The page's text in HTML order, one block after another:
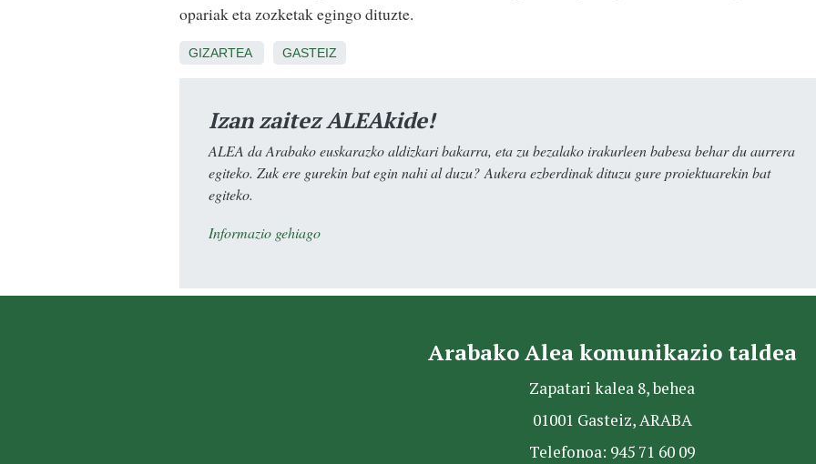
opariak eta zozketak egingo dituzte.
GIZARTEA GASTEIZ
Izan zaitez ALEAkide!
ALEA da Arabako euskarazko aldizkari bakarra, eta zu bezalako irakurleen babesa behar du aurrera
egiteko. Zuk ere gurekin bat egin nahi al duzu? Aukera ezberdinak dituzu gure proiektuarekin bat
egiteko.
Informazio gehiago
Arabako Alea komunikazio taldea
Zapatari kalea 8, behea
01001 Gasteiz, ARABA
Telefonoa: 945 71 60 09